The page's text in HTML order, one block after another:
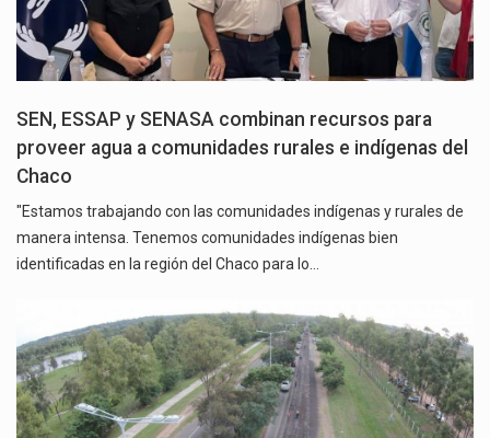
SEN, ESSAP y SENASA combinan recursos para
proveer agua a comunidades rurales e indígenas del
Chaco
"Estamos trabajando con las comunidades indígenas y rurales de
manera intensa. Tenemos comunidades indígenas bien
identificadas en la región del Chaco para lo…